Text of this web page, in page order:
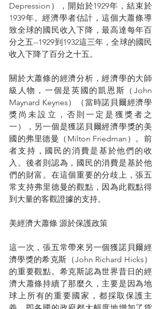
Depression），開始於1929年，結束於
1939年。經濟學者估計，這個大蕭條導
致全球的國民收入下降，最高達每年百
分之五--1929到1932這三年，全球的國民
收入下降了百分之十五。
關於大蕭條的經濟分析，經濟學的大師
級人物，一個是英國的凱恩斯（John
Maynard Keynes）（當時諾貝爾經濟學
獎尚未設立，否則一定是獲獎者之
一），另一個是獲諾貝爾經濟學獎的美
國的弗里德曼（Milton Friedman）。前
者支持，國民的消費是基於他們的收
入。後者則認為，國民的消費是基於他
們的財富。在這個重要的分歧上，張五
常支持弗里德曼的觀點，因為此觀點得
到大量的客觀證據的支持。
美經濟大蕭條 源於保護政策
這一次，張五常帶來另一個獲諾貝爾經
濟學獎的希克斯（John Richard Hicks）
的重要觀點。希克斯認為世界昔日的經
濟大蕭條持續了那麼久，主要是因為地
球上所有的重要國家，都採取保護主